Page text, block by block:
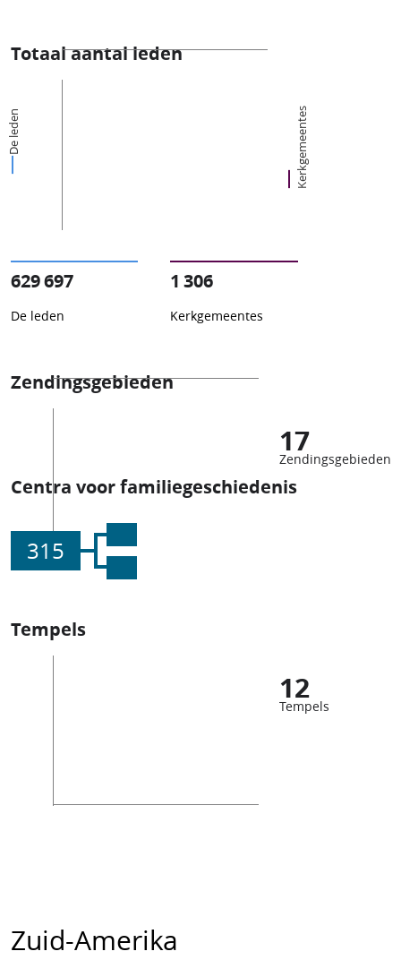
Totaal aantal leden
De leden Kerkgemeentes
629 697
De leden
1 306
Kerkgemeentes
Zendingsgebieden
17
Zendingsgebieden
Centra voor familiegeschiedenis
315
Tempels
12
Tempels
Zuid-Amerika